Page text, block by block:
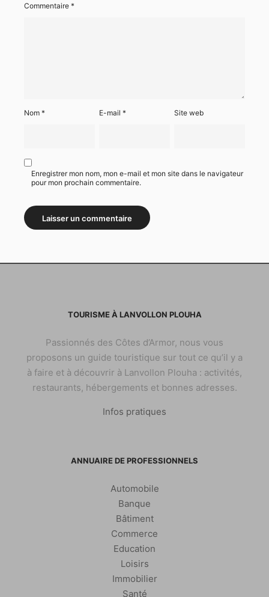
Commentaire *
Nom * E-mail* Site web
Enregistrer mon nom, mon e-mail et mon site dans le navigateur
pour mon prochain commentaire.
TOURISME À LANVOLLON PLOUHA
Passionnés des Côtes d’Armor, nous vous
proposons un guide touristique sur tout ce qu’il y a
à faire et à découvrir à Lanvollon Plouha : activités,
restaurants, hébergements et bonnes adresses.
Infos pratiques
ANNUAIRE DE PROFESSIONNELS
Automobile
Banque
Bâtiment
Commerce
Education
Loisirs
Immobilier
Santé